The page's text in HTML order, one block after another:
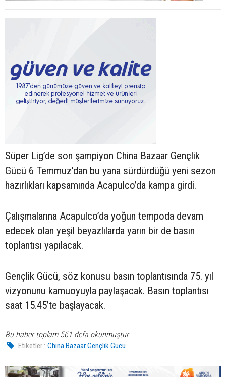
Süper Lig’de son şampiyon China Bazaar Gençlik
Gücü 6 Temmuz’dan bu yana sürdürdüğü yeni sezon
hazırlıkları kapsamında Acapulco’da kampa girdi.
Çalışmalarına Acapulco’da yoğun tempoda devam
edecek olan yeşil beyazlılarda yarın bir de basın
toplantısı yapılacak.
Gençlik Gücü, söz konusu basın toplantısında 75. yıl
vizyonunu kamuoyuyla paylaşacak. Basın toplantısı
saat 15.45’te başlayacak.
Bu haber toplam 561 defa okunmuştur
Etiketler : China Bazaar Gençlik Gücü